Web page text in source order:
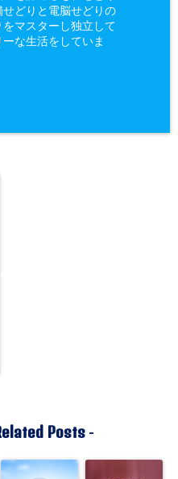
せどりと電脳せどりの
をマスターし独立して
な生活をしていま
Posts-